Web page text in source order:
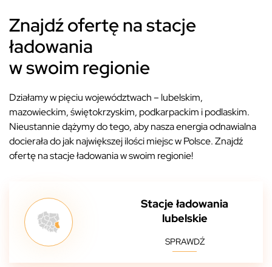
Znajdź ofertę na stacje
ładowania
w swoim regionie
Działamy w pięciu województwach – lubelskim,
mazowieckim, świętokrzyskim, podkarpackim i podlaskim.
Nieustannie dążymy do tego, aby nasza energia odnawialna
docierała do jak największej ilości miejsc w Polsce. Znajdź
ofertę na stacje ładowania w swoim regionie!
Stacje ładowania
lubelskie
SPRAWDŹ